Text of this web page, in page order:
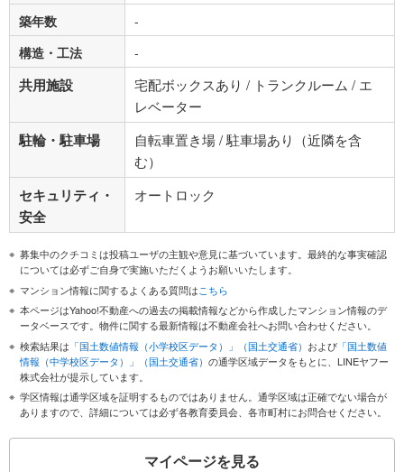
築年数
-
構造・工法
-
共用施設
宅配ボックスあり / トランクルーム / エ
レベーター
駐輪・駐車場
自転車置き場 / 駐車場あり（近隣を含
む）
セキュリティ・
安全
オートロック
募集中のクチコミは投稿ユーザの主観や意見に基づいています。最終的な事実確認
については必ずご自身で実施いただくようお願いいたします。
マンション情報に関するよくある質問はこちら
本ページはYahoo!不動産への過去の掲載情報などから作成したマンション情報のデ
ータベースです。物件に関する最新情報は不動産会社へお問い合わせください。
検索結果は 「国土数値情報（小学校区データ）」（国土交通省） および 「国土数値
情報（中学校区データ）」（国土交通省） の通学区域データをもとに、LINEヤフー
株式会社が提示しています。
学区情報は通学区域を証明するものではありません。通学区域は正確でない場合が
ありますので、詳細については必ず各教育委員会、各市町村にお問合せください。
マイページを見る